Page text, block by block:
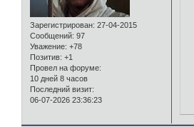
Зарегистрирован: 27-04-2015
Сообщений: 97
Уважение: +78
Позитив: +1
Провел на форуме:
10 дней 8 часов
Последний визит:
06-07-2026 23:36:23